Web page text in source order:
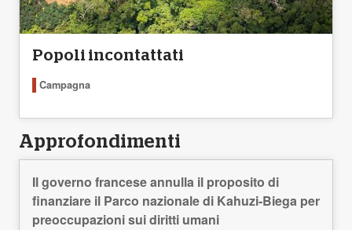
Popoli incontattati
Campagna
Approfondimenti
Il governo francese annulla il proposito di
finanziare il Parco nazionale di Kahuzi-Biega per
preoccupazioni sui diritti umani